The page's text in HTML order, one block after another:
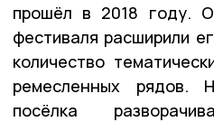
прошёл в 2018 году.
фестиваля расширили
количество
ремесленных рядов.
посёлка